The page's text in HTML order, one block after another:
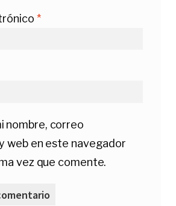
*
nombre, correo
web en este navegador
vez que comente.